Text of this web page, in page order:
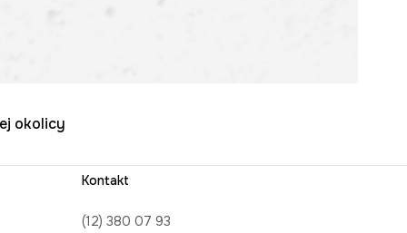
okolicy
Kontakt
(12) 380 07 93